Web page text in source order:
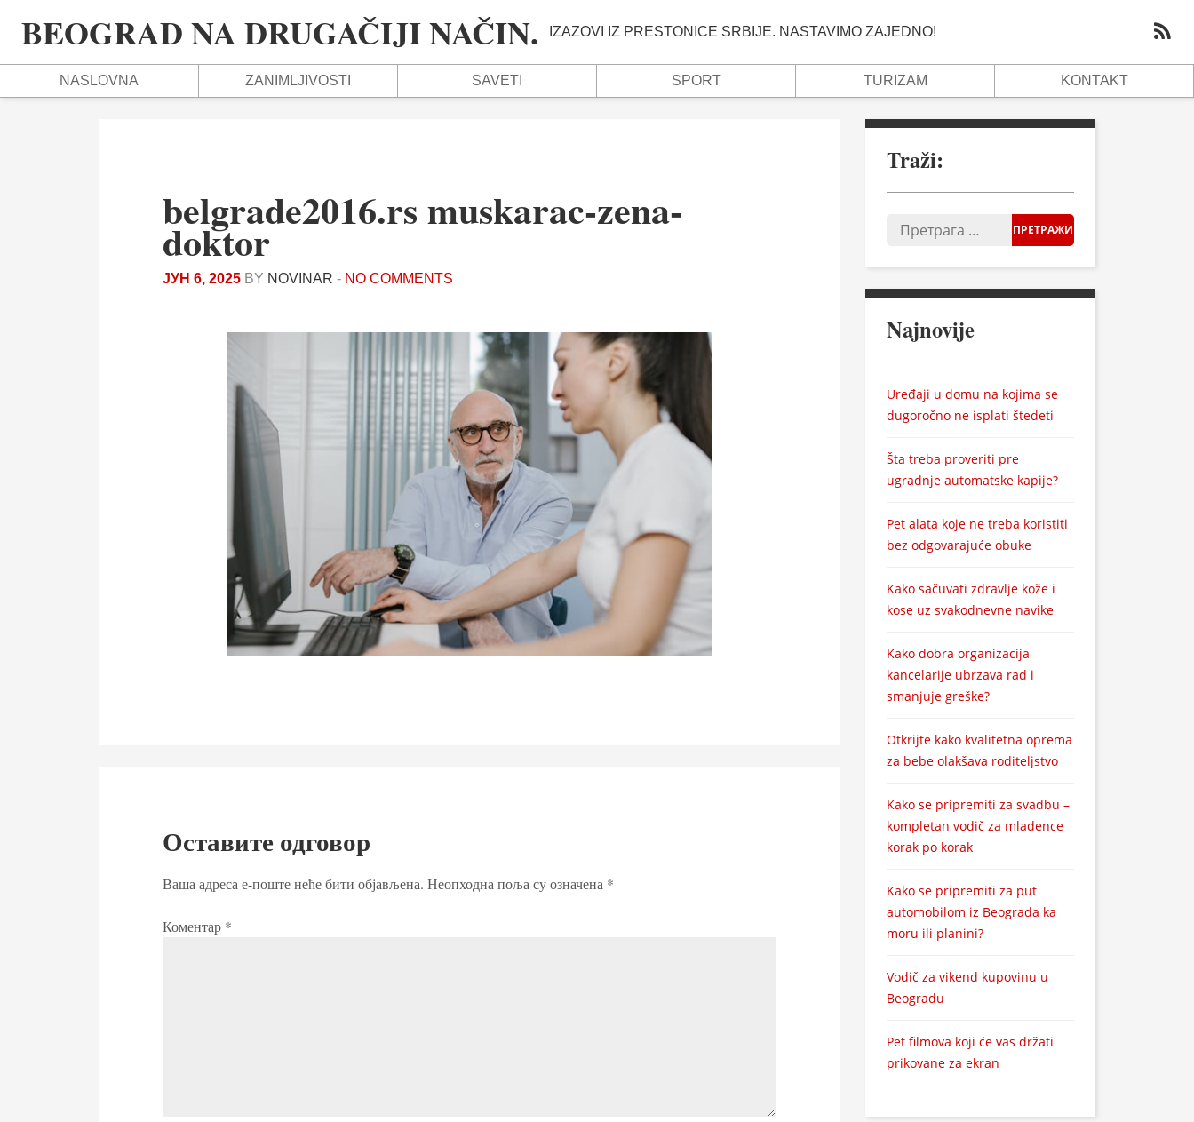
BEOGRAD NA DRUGAČIJI NAČIN. IZAZOVI IZ PRESTONICE SRBIJE. NASTAVIMO ZAJEDNO!
NASLOVNA ZANIMLJIVOSTI SAVETI SPORT TURIZAM KONTAKT
belgrade2016.rs muskarac-zena-
doktor
ЈУН 6, 2025 BY NOVINAR - NO COMMENTS
Оставите одговор
Ваша адреса е-поште неће бити објављена. Неопходна поља су означена *
Коментар *
Traži:
Najnovije
Uređaji u domu na kojima se
dugoročno ne isplati štedeti
Šta treba proveriti pre
ugradnje automatske kapije?
Pet alata koje ne treba koristiti
bez odgovarajuće obuke
Kako sačuvati zdravlje kože i
kose uz svakodnevne navike
Kako dobra organizacija
kancelarije ubrzava rad i
smanjuje greške?
Otkrijte kako kvalitetna oprema
za bebe olakšava roditeljstvo
Kako se pripremiti za svadbu –
kompletan vodič za mladence
korak po korak
Kako se pripremiti za put
automobilom iz Beograda ka
moru ili planini?
Vodič za vikend kupovinu u
Beogradu
Pet filmova koji će vas držati
prikovane za ekran